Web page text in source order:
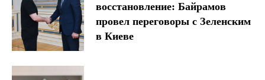
восстановление: Байрамов
провел переговоры с Зеленским
в Киеве